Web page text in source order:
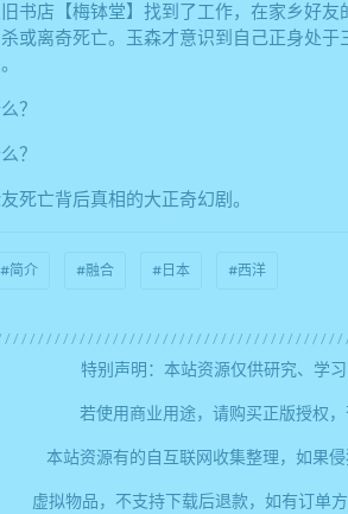
书店【梅钵堂】找到了工作，在家乡好
或离奇死亡。玉森才意识到自己正身处
？
？
死亡背后真相的大正奇幻剧。
#简介 #融合 #日本 #西洋
特别声明：本站资源仅供研究、学
若使用商业用途，请购买正版授权
本站资源有的自互联网收集整理，如果
虚拟物品，不支持下载后退款，如有订单